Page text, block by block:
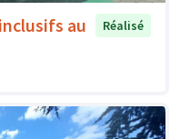
au
Réalisé